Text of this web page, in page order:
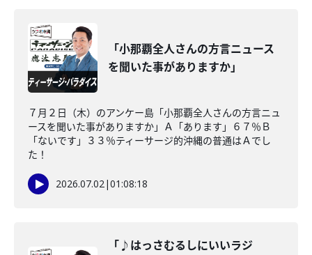
「小那覇全人さんの方言ニュース
を聞いた事がありますか」
７月２日（木）のアンケー島「小那覇全人さんの方言ニュ
ースを聞いた事がありますか」Ａ「あります」６７％Ｂ
「ないです」３３％ティーサージ的沖縄の普通はＡでし
た！
2026.07.02|01:08:18
「♪はっさむるしにいいラジ